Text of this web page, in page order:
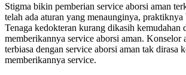
Stigma bikin pemberian service aborsi aman
telah ada aturan yang menaunginya, praktiknya
Tenaga kedokteran kurang dikasih kemudahan
memberikannya service aborsi aman. Konselor
terbiasa dengan service aborsi aman tak dirasa
memberikannya service.